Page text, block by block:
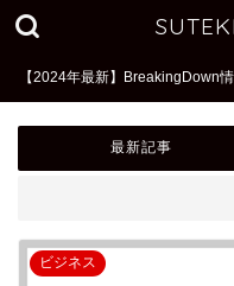
【2024年最新】BreakingDown
最新記事
ビジネス